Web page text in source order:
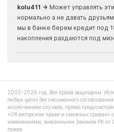
kolu411 → Может управлять
нормально а не давать
мы в банке берем кредит под
накопления раздаются под
2002-2026 год. Все права защищены.
любых целях без письменного
исключением случаев, прямо
«Об авторском праве и смежных правах»
изменениями, внесенными Законом РК
права.